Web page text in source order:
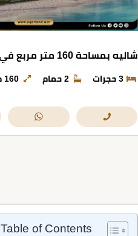
شاليه بمساحة 160 متر مربع في قرية سولاري
3 حجرات 2 حمام 160 م²
Table of Contents